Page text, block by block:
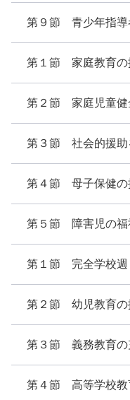
第９節 青少年指
第１節 家庭教育
第２節 家庭児童
第３節 社会的援助
第４節 母子保健
第５節 障害児の
第１節 完全学校
第２節 幼児教育
第３節 義務教育
第４節 高等学校教